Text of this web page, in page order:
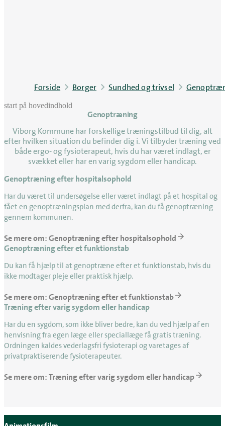
Forside Borger Sundhed og trivsel
start på hovedindhold
Genoptræning
Viborg Kommune har forskellige træningstilbud til dig, alt
efter hvilken situation du befinder dig i. Vi tilbyder træning ved
både ergo- og fysioterapeut, hvis du har været indlagt, er
svækket eller har en varig sygdom eller handicap.
senest opdateret 23. april 2026
Genoptræning efter hospitalsophold
Har du været til undersøgelse eller været indlagt på et hospital og
fået en genoptræningsplan med derfra, kan du få genoptræning
gennem kommunen.
Se mere om: Genoptræning efter hospitalsophold
Genoptræning efter et funktionstab
Du kan få hjælp til at genoptræne efter et funktionstab, hvis du
ikke modtager pleje eller praktisk hjælp.
Se mere om: Genoptræning efter et funktionstab
Træning efter varig sygdom eller handicap
Har du en sygdom, som ikke bliver bedre, kan du ved hjælp af en
henvisning fra egen læge eller speciallæge få gratis træning.
Ordningen kaldes vederlagsfri fysioterapi og varetages af
privatpraktiserende fysioterapeuter.
Se mere om: Træning efter varig sygdom eller handicap